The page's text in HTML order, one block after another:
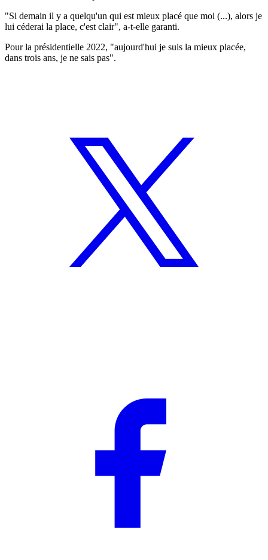
"Si demain il y a quelqu'un qui est mieux placé que moi (...), alors je
lui céderai la place, c'est clair", a-t-elle garanti.
Pour la présidentielle 2022, "aujourd'hui je suis la mieux placée,
dans trois ans, je ne sais pas".